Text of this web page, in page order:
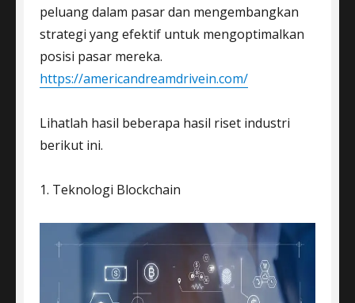
peluang dalam pasar dan mengembangkan
strategi yang efektif untuk mengoptimalkan
posisi pasar mereka.
https://americandreamdrivein.com/
Lihatlah hasil beberapa hasil riset industri
berikut ini.
1. Teknologi Blockchain